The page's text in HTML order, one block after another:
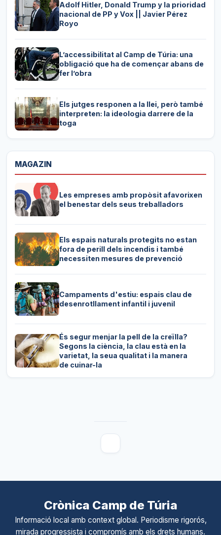
Adolf Hitler, Donald Trump y la prioridad
nacional de PP y Vox || Javier Pérez
Royo
L’accessibilitat al Camp de Túria: una
obligació que ha de començar abans de
fer l’obra
Els jutges responen a la llei, però també
interpreten: la ideologia darrere de la
toga
MAGAZIN
Les empreses amb propòsit afavorixen
el benestar dels seus treballadors
Els espais naturals protegits no estan
fora de perill dels incendis i també
necessiten mesures de prevenció
Campaments d'estiu: espais clau de
desenrotllament infantil i juvenil
És segur menjar la pell de la creïlla?
Segons la ciència, la clau està en la
varietat, la seua qualitat i la manera
de cuinar-la
Crònica Camp de Túria
Informació local amb context global. Periodisme rigorós,
mirada progressista i compromís amb els drets humans.